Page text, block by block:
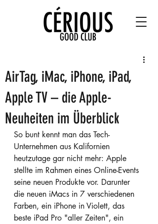
AirTag, iMac, iPhone, iPad,
Apple TV – die Apple-
Neuheiten im Überblick
So bunt kennt man das Tech-
Unternehmen aus Kalifornien
heutzutage gar nicht mehr: Apple
stellte im Rahmen eines Online-Events
seine neuen Produkte vor. Darunter
die neuen iMacs in 7 verschiedenen
Farben, ein iPhone in Violett, das
beste iPad Pro "aller Zeiten", ein